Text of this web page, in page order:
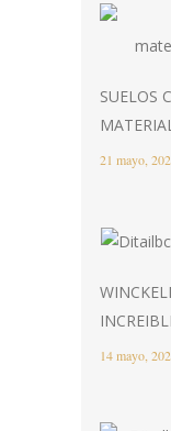
SUELOS
21 mayo,
14 mayo,